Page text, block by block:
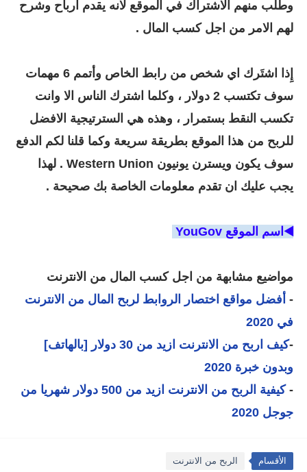
وطلب منهم الاشتراك في الموقع لانه يقدم ارباح وشرح
لهم الامر من اجل كسب المال .
إِذا اشتَرك اي شخص من رابط الخاص وأتمم 6 مهمات
سوف تكتسب 2 دولار ، وكلما اشترك الناس الا وانت
تكسب النقط بستمرار ، وهذه هي السترتيجية الافضل
للربح من هذا الموقع بطريقة سريعة وكما قلنا لكم الدفع
سوف يكون ويسترن يونيون Western Union . لهذا
يجب عليك ان تقدم معلومات الخاصة بك صحيحة .
◀️اسم الموقع YouGov
مواضيع مشابهة من اجل كسب المال من الانترنت
- أفضل مواقع اختصار الروابط لربح المال من الانترنت
في 2020
-
كيف اربح من الانترنت ازيد من 30 دولار [بالهاتف]
وبدون خبرة 2020
-
كيفية الربح من الانترنت ازيد من 500 دولار شهريا من
جوجل 2020
الأقسام الربح من الانترنت